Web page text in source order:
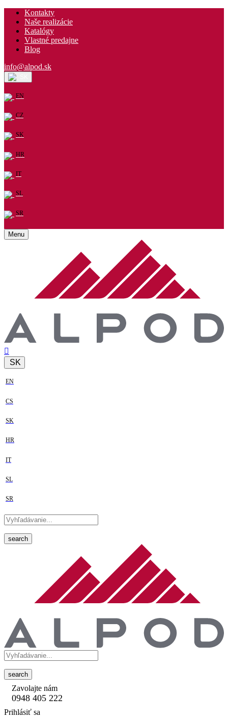
Kontakty
Naše realizácie
Katalógy
Vlastné predajne
Blog
info@alpod.sk
EN
CZ
SK
HR
IT
SL
SR
Menu
SK
EN
CS
SK
HR
IT
SL
SR
search
search
Zavolajte nám
0948 405 222
Prihlásiť sa